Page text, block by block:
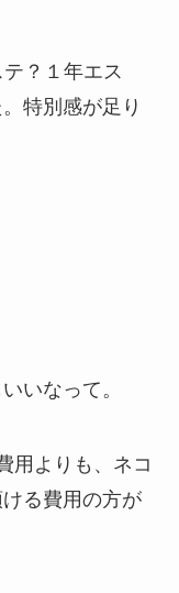
？１年エス
特別感が足り
いなって。
用よりも、ネコ
る費用の方が